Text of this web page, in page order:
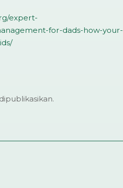
expert-
for-dads-how-your-